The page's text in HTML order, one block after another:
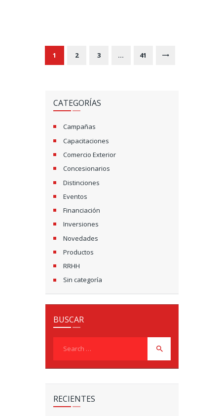
N
A
V
G
A
O
N
PAGE
1 PAGE
2 PAGE
3 … PAGE
41
CATEGORÍAS
Campañas
Capacitaciones
Comercio Exterior
Concesionarios
Distinciones
Eventos
Financiación
Inversiones
Novedades
Productos
RRHH
Sin categoría
BUSCAR
RECIENTES